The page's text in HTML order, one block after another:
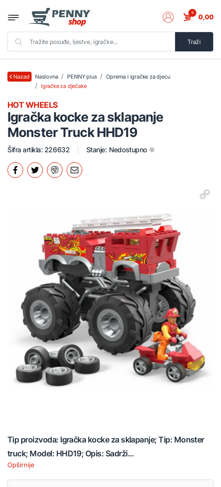
Traži
0 0,00
Nazad Naslovna PENNY plus
Oprema i igračke za djecu
Igračke za dječake
Igračka kocke za sklapanje
Monster Truck HHD19
HOT WHEELS
Šifra artikla: 226632 Stanje: Nedostupno
Tip proizvoda: Igračka kocke za sklapanje; Tip: Monster
truck; Model: HHD19; Opis: Sadrži...
Opširnije